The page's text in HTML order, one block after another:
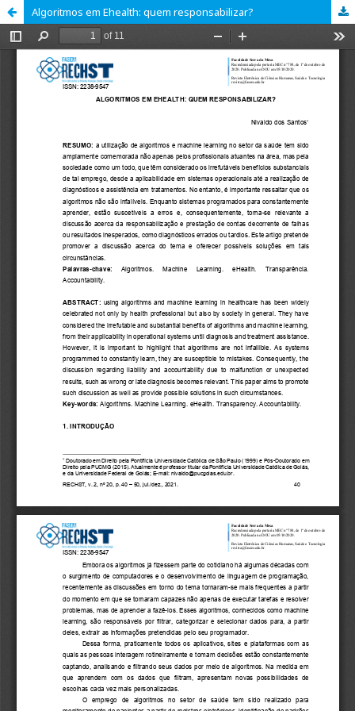
Algoritmos em Ehealth: quem responsabilizar?